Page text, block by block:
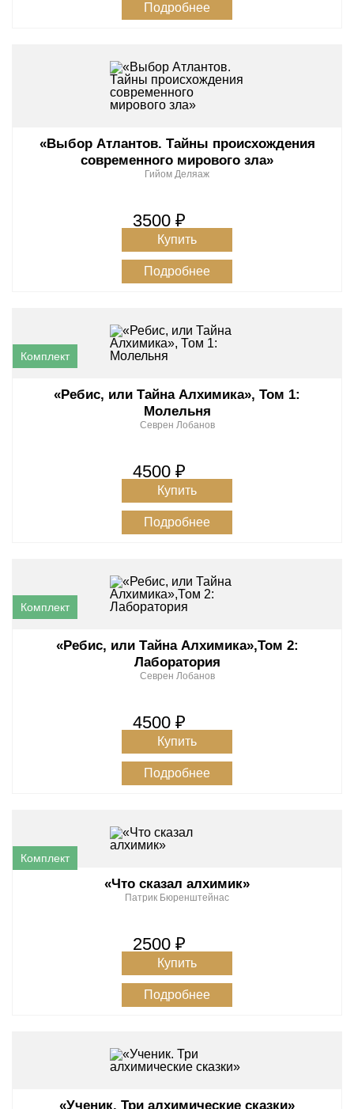
Подробнее
«Выбор Атлантов. Тайны происхождения
современного мирового зла»
Гийом Деляаж
3500 ₽
Купить
Подробнее
«Ребис, или Тайна Алхимика», Том 1:
Молельня
Севрен Лобанов
4500 ₽
Купить
Подробнее
«Ребис, или Тайна Алхимика»,Том 2:
Лаборатория
Севрен Лобанов
4500 ₽
Купить
Подробнее
«Что сказал алхимик»
Патрик Бюренштейнас
2500 ₽
Купить
Подробнее
«Ученик. Три алхимические сказки»